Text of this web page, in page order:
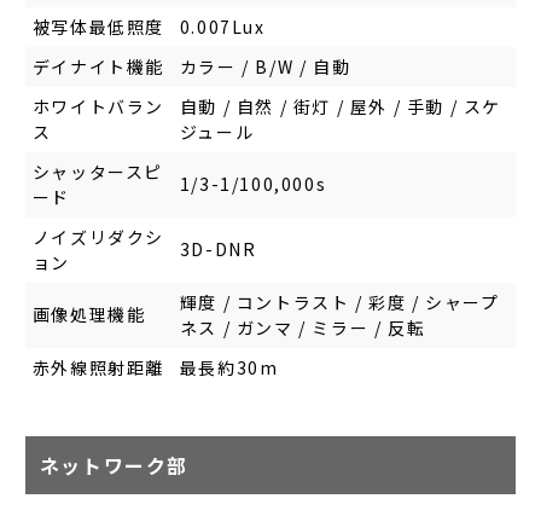
被写体最低照度
0.007Lux
デイナイト機能
カラー / B/W / 自動
ホワイトバラン
ス
自動 / 自然 / 街灯 / 屋外 / 手動 / スケ
ジュール
シャッタースピ
ード
1/3-1/100,000s
ノイズリダクシ
ョン
3D-DNR
画像処理機能
輝度 / コントラスト / 彩度 / シャープ
ネス / ガンマ / ミラー / 反転
赤外線照射距離
最長約30m
ネットワーク部